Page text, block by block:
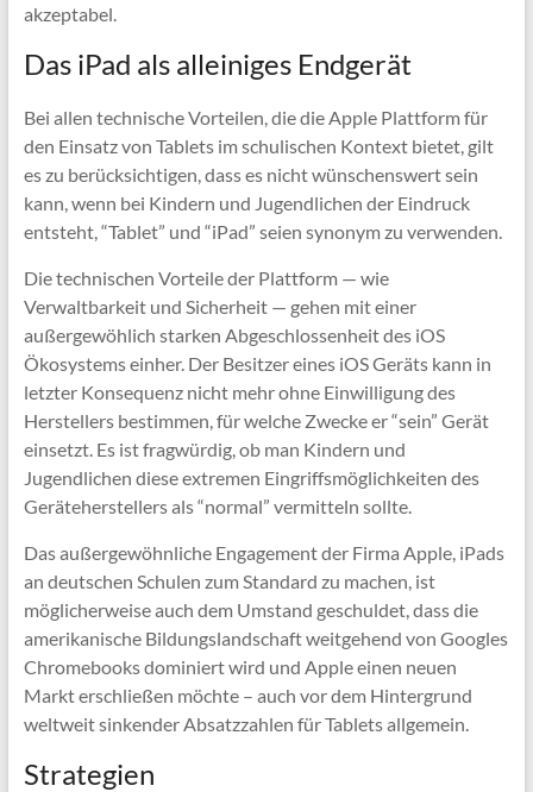
akzeptabel.
Das iPad als alleiniges Endgerät
Bei allen technische Vorteilen, die die Apple Plattform für
den Einsatz von Tablets im schulischen Kontext bietet, gilt
es zu berücksichtigen, dass es nicht wünschenswert sein
kann, wenn bei Kindern und Jugendlichen der Eindruck
entsteht, “Tablet” und “iPad” seien synonym zu verwenden.
Die technischen Vorteile der Plattform — wie
Verwaltbarkeit und Sicherheit — gehen mit einer
außergewöhlich starken Abgeschlossenheit des iOS
Ökosystems einher. Der Besitzer eines iOS Geräts kann in
letzter Konsequenz nicht mehr ohne Einwilligung des
Herstellers bestimmen, für welche Zwecke er “sein” Gerät
einsetzt. Es ist fragwürdig, ob man Kindern und
Jugendlichen diese extremen Eingriffsmöglichkeiten des
Geräteherstellers als “normal” vermitteln sollte.
Das außergewöhnliche Engagement der Firma Apple, iPads
an deutschen Schulen zum Standard zu machen, ist
möglicherweise auch dem Umstand geschuldet, dass die
amerikanische Bildungslandschaft weitgehend von Googles
Chromebooks dominiert wird und Apple einen neuen
Markt erschließen möchte – auch vor dem Hintergrund
weltweit sinkender Absatzzahlen für Tablets allgemein.
Strategien